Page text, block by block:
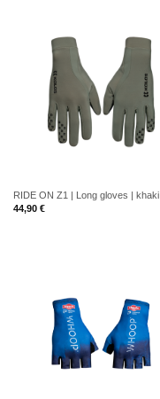
RIDE ON Z1 | Long gloves | khaki
44,90 €